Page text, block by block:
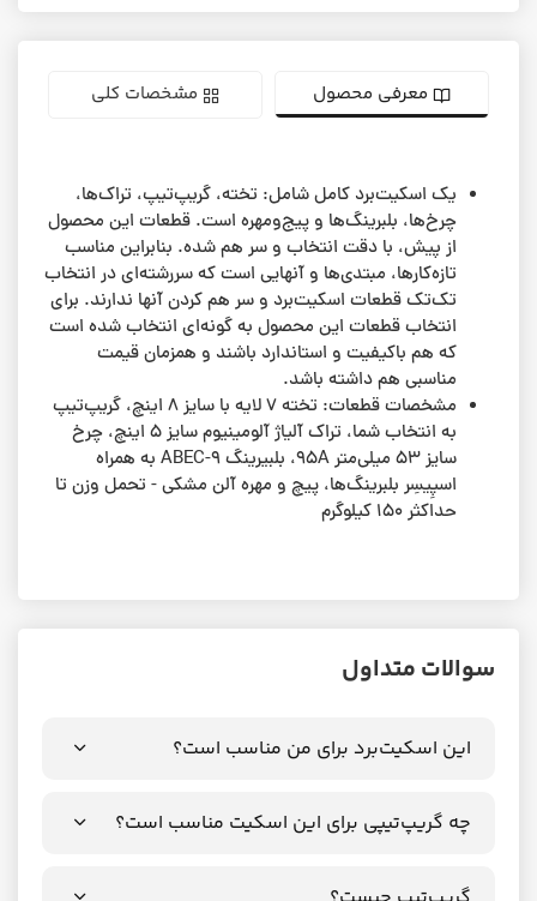
معرفی محصول مشخصات کلی
یک اسکیت‌برد کامل شامل: تخته، گریپ‌تیپ، تراک‌ها،
چرخ‌ها، بلبرینگ‌ها و پیج‌ومهره است. قطعات این محصول
از پیش، با دقت انتخاب و سر هم شده. بنابراین مناسب
تازه‌کارها، مبتدی‌ها و آنهایی است که سررشته‌ای در انتخاب
تک‌تک قطعات اسکیت‌برد و سر هم کردن آنها ندارند. برای
انتخاب قطعات این محصول به گونه‌ای انتخاب شده است
که هم باکیفیت و استاندارد باشند و همزمان قیمت
مناسبی هم داشته باشد.
مشخصات قطعات: تخته ۷ لایه با سایز ۸ اینچ، گریپ‌تیپ
به انتخاب شما، تراک‌ آلیاژ آلومینیوم سایز ۵ اینچ، چرخ‌‌
سایز ۵۳ میلی‌متر 95A، بلبیرینگ ABEC-9 به همراه
اسپِیسِر بلبرینگ‌ها، پیچ و مهره آلن مشکی - تحمل وزن تا
حداکثر ۱۵۰ کیلوگرم
سوالات متداول
این اسکیت‌برد برای من مناسب است؟
چه گریپ‌تیپی برای این اسکیت مناسب است؟